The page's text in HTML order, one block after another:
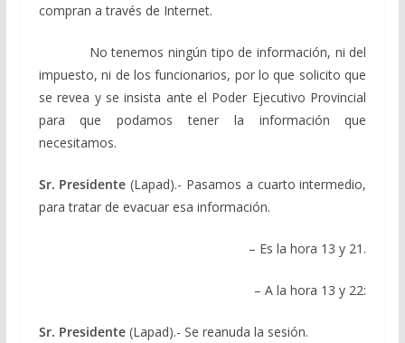
compran a través de Internet.
No tenemos ningún tipo de información, ni del
impuesto, ni de los funcionarios, por lo que solicito que
se revea y se insista ante el Poder Ejecutivo Provincial
para que podamos tener la información que
necesitamos.
Sr. Presidente(Lapad).- Pasamos a cuarto intermedio,
para tratar de evacuar esa información.
– Es la hora 13 y 21.
– A la hora 13 y 22:
Sr. Presidente (Lapad).- Se reanuda la sesión.